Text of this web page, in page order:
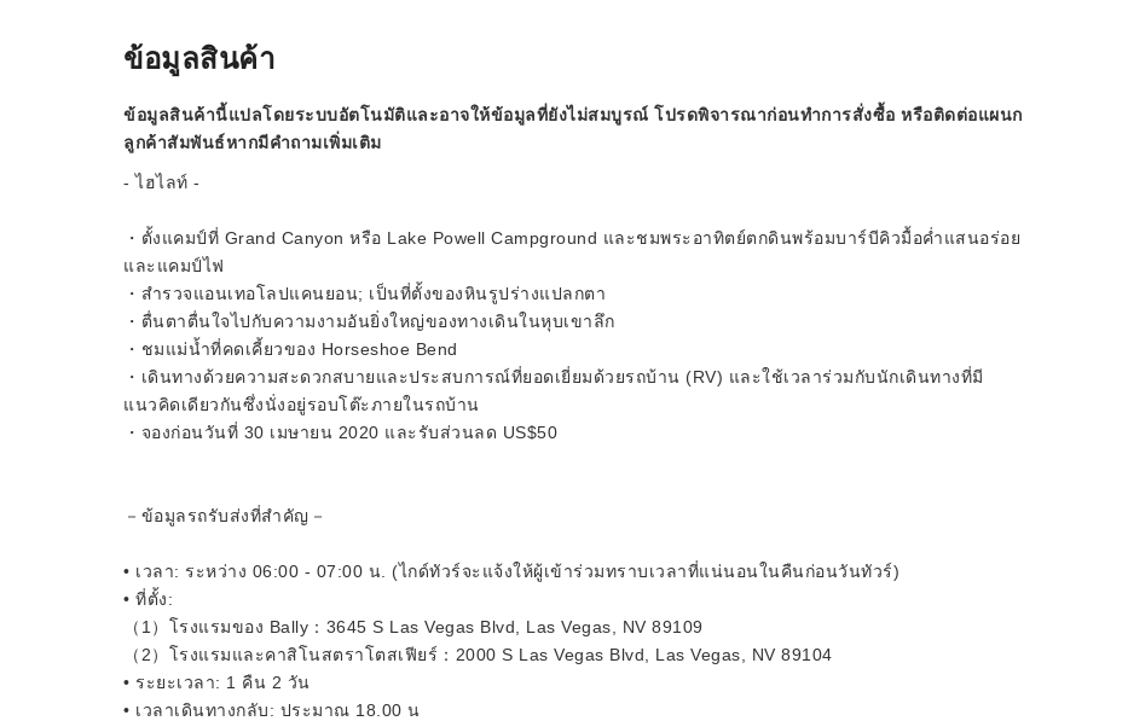
ข้อมูลสินค้า
ข้อมูลสินค้านี้แปลโดยระบบอัตโนมัติและอาจให้ข้อมูลที่ยังไม่สมบูรณ์ โปรดพิจารณาก่อนทำการสั่งซื้อ หรือติดต่อแผนก
ลูกค้าสัมพันธ์หากมีคำถามเพิ่มเติม
- ไฮไลท์ -
・ตั้งแคมป์ที่ Grand Canyon หรือ Lake Powell Campground และชมพระอาทิตย์ตกดินพร้อมบาร์บีคิวมื้อค่ำแสนอร่อย
และแคมป์ไฟ
・สำรวจแอนเทอโลปแคนยอน; เป็นที่ตั้งของหินรูปร่างแปลกตา
・ตื่นตาตื่นใจไปกับความงามอันยิ่งใหญ่ของทางเดินในหุบเขาลึก
・ชมแม่น้ำที่คดเคี้ยวของ Horseshoe Bend
・เดินทางด้วยความสะดวกสบายและประสบการณ์ที่ยอดเยี่ยมด้วยรถบ้าน (RV) และใช้เวลาร่วมกับนักเดินทางที่มี
แนวคิดเดียวกันซึ่งนั่งอยู่รอบโต๊ะภายในรถบ้าน
・จองก่อนวันที่ 30 เมษายน 2020 และรับส่วนลด US$50
－ข้อมูลรถรับส่งที่สำคัญ－
• เวลา: ระหว่าง 06:00 - 07:00 น. (ไกด์ทัวร์จะแจ้งให้ผู้เข้าร่วมทราบเวลาที่แน่นอนในคืนก่อนวันทัวร์)
• ที่ตั้ง:
（1）โรงแรมของ Bally：3645 S Las Vegas Blvd, Las Vegas, NV 89109
（2）โรงแรมและคาสิโนสตราโตสเฟียร์：2000 S Las Vegas Blvd, Las Vegas, NV 89104
• ระยะเวลา: 1 คืน 2 วัน
• เวลาเดินทางกลับ: ประมาณ 18.00 น